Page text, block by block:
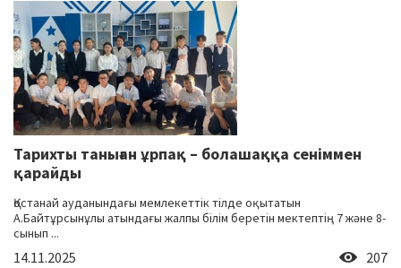
Тарихты таныған ұрпақ – болашаққа сеніммен
қарайды
Қостанай ауданындағы мемлекеттік тілде оқытатын
А.Байтұрсынұлы атындағы жалпы білім беретін мектептің 7 және 8-
сынып ...
14.11.2025 207